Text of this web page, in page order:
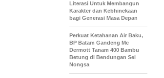
Literasi Untuk Membangun
Karakter dan Kebhinekaan
bagi Generasi Masa Depan
Perkuat Ketahanan Air Baku,
BP Batam Gandeng Mc
Dermott Tanam 400 Bambu
Betung di Bendungan Sei
Nongsa